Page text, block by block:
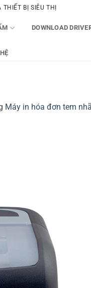
THIẾT BỊ SIÊU THỊ
DOWNLOAD
Máy in hóa đơn tem